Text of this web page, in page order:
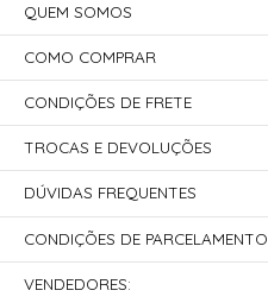
QUEM SOMOS
COMO COMPRAR
CONDIÇÕES DE FRETE
TROCAS E DEVOLUÇÕES
DÚVIDAS FREQUENTES
CONDIÇÕES DE PARCELAMENTO
VENDEDORES: